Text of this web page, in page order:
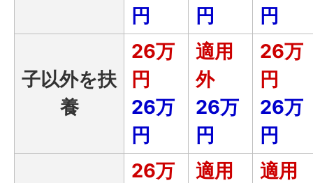
円
円
円
子以外を扶
養
26万
円
26万
円
適用
外
26万
円
26万
円
26万
円
26万
適用
適用